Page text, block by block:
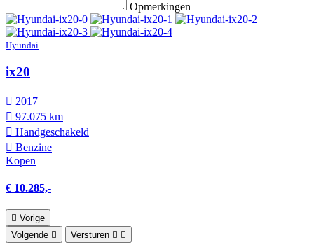
Opmerkingen
Hyundai
ix20
2017
97.075 km
Hand­geschakeld
Benzine
Kopen
€ 10.285,-
Vorige
Volgende
Versturen